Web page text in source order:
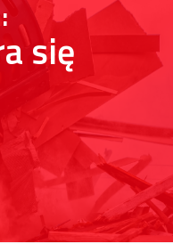
się